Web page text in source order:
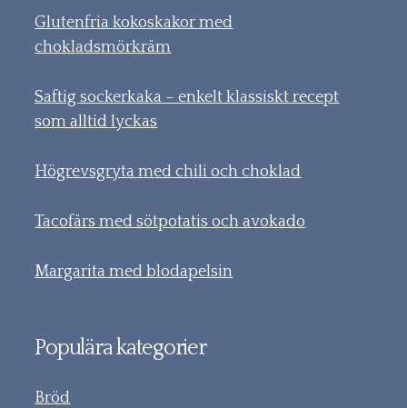
Glutenfria kokoskakor med
chokladsmörkräm
Saftig sockerkaka – enkelt klassiskt recept
som alltid lyckas
Högrevsgryta med chili och choklad
Tacofärs med sötpotatis och avokado
Margarita med blodapelsin
Populära kategorier
Bröd